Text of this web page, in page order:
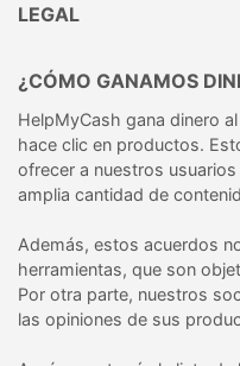
LEGAL
¿CÓMO GANAMOS
HelpMyCash gana dinero
hace clic en productos.
ofrecer a nuestros
amplia cantidad de
Además, estos acuerdos
herramientas, que son
Por otra parte, nuestros
las opiniones de sus